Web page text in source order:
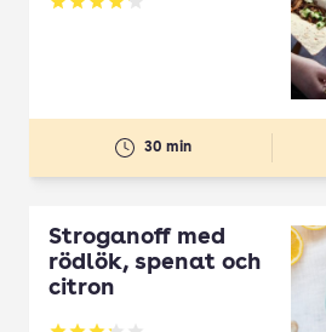
Betyg: 4.14 av 5
30 min
Stroganoff med
rödlök, spenat och
citron